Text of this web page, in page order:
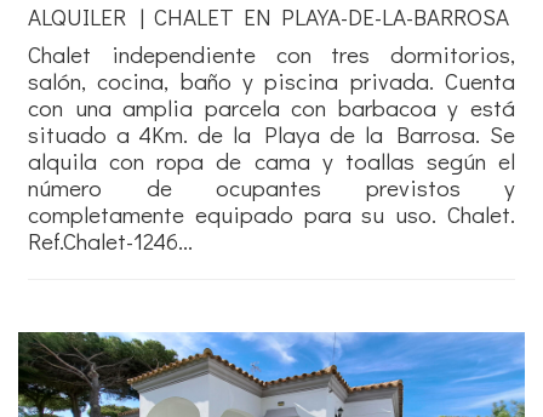
ALQUILER | CHALET EN PLAYA-DE-LA-BARROSA
Chalet independiente con tres dormitorios,
salón, cocina, baño y piscina privada. Cuenta
con una amplia parcela con barbacoa y está
situado a 4Km. de la Playa de la Barrosa. Se
alquila con ropa de cama y toallas según el
número de ocupantes previstos y
completamente equipado para su uso. Chalet.
Ref.Chalet-1246...